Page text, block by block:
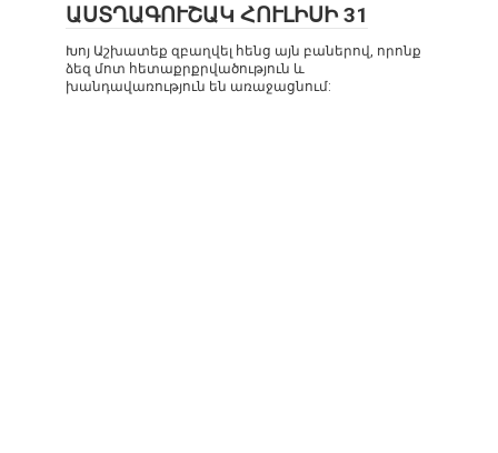
ԱՍՏՂԱԳՈՒՇԱԿ ՀՈՒԼԻՍԻ 31
Խոյ Աշխատեք զբաղվել հենց այն բաներով, որոնք
ձեզ մոտ հետաքրքրվածություն և
խանդավառություն են առաջացնում: